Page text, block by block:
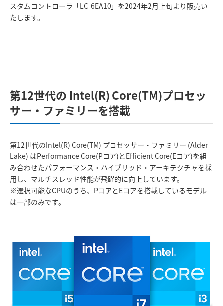
スタムコントローラ「LC-6EA10」を2024年2月上旬より販売い
たします。
第12世代の Intel(R) Core(TM)プロセッ
サー・ファミリーを搭載
第12世代のIntel(R) Core(TM) プロセッサー・ファミリー (Alder
Lake) はPerformance Core(Pコア)とEfficient Core(Eコア)を組
み合わせたパフォーマンス・ハイブリッド・アーキテクチャを採
用し、マルチスレッド性能が飛躍的に向上しています。
※選択可能なCPUのうち、PコアとEコアを搭載しているモデル
は一部のみです。